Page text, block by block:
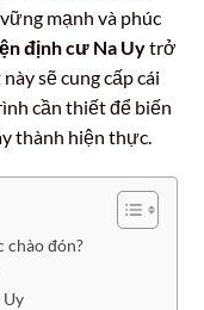
mạnh và phúc
định cư Na Uytrở
sẽ cung cấp cái
cần thiết để biến
thành hiện thực.
chào đón?